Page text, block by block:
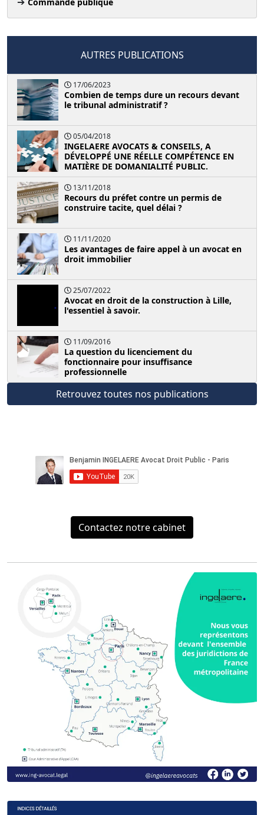
AUTRES PUBLICATIONS
17/06/2023
Combien de temps dure un recours devant
le tribunal administratif ?
05/04/2018
INGELAERE AVOCATS & CONSEILS, A
DÉVELOPPÉ UNE RÉELLE COMPÉTENCE EN
MATIÈRE DE DOMANIALITÉ PUBLIC.
13/11/2018
Recours du préfet contre un permis de
construire tacite, quel délai ?
11/11/2020
Les avantages de faire appel à un avocat en
droit immobilier
25/07/2022
Avocat en droit de la construction à Lille,
l'essentiel à savoir.
11/09/2016
La question du licenciement du
fonctionnaire pour insuffisance
professionnelle
Retrouvez toutes nos publications
Contactez notre cabinet